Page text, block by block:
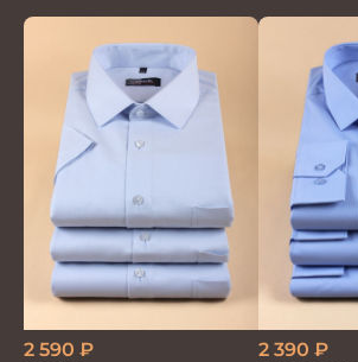
2 590 ₽ 2 390 ₽